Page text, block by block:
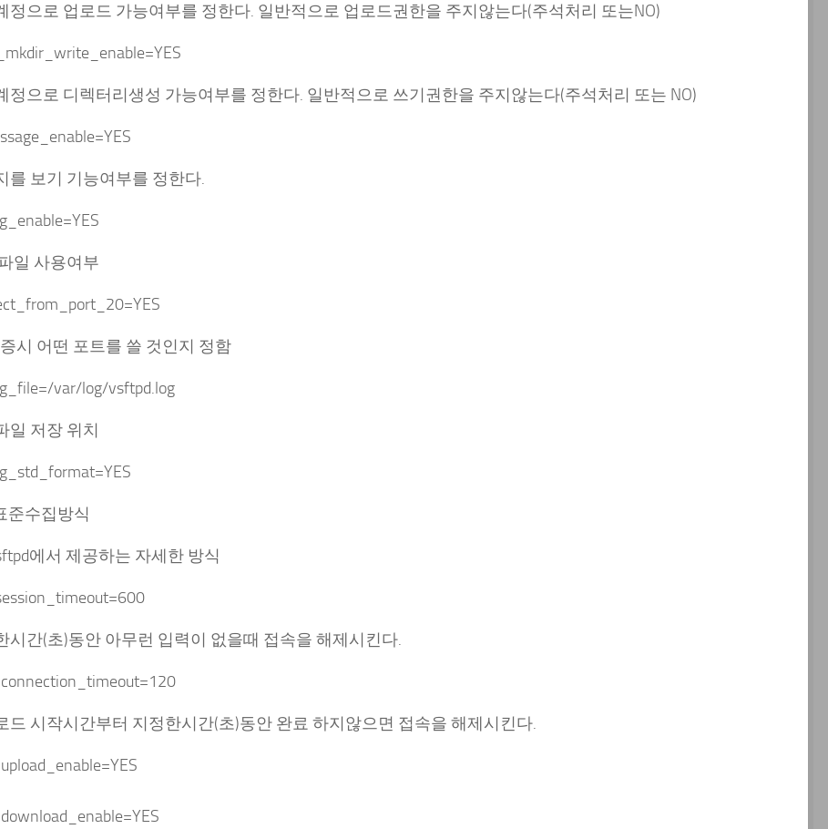
정으로 업로드 가능여부를 정한다. 일반적으로 업로드권한을 주지않는다(주석처리 또는NO)
정으로 디렉터리생성 가능여부를 정한다. 일반적으로 쓰기권한을 주지않는다(주석처리 또는 NO)
를 보기 기능여부를 정한다.
일 사용여부
시 어떤 포트를 쓸 것인지 정함
var/log/vsftpd.log
일 저장 위치
준수집방식
에서 제공하는 자세한 방식
시간(초)동안 아무런 입력이 없을때 접속을 해제시킨다.
드 시작시간부터 지정한시간(초)동안 완료 하지않으면 접속을 해제시킨다.